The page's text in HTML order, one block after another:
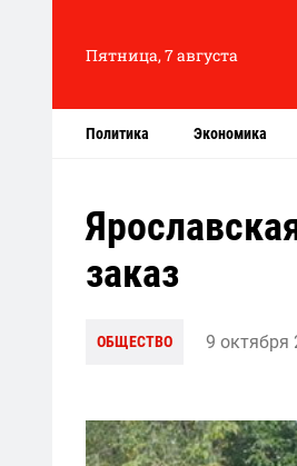
Пятница, 7 августа
Политика Экономика
заказ
ОБЩЕСТВО 9 октября